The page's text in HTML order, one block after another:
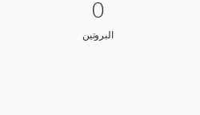
0 البروتين
0
البروتين